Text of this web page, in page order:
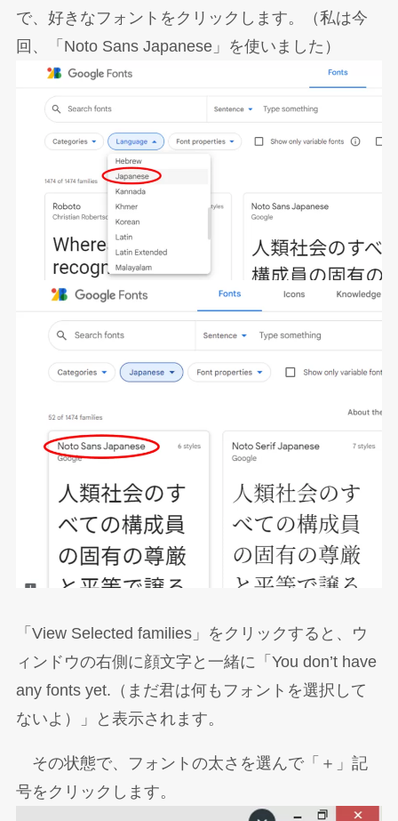
で、好きなフォントをクリックします。（私は今
回、「Noto Sans Japanese」を使いました）
「View Selected families」をクリックすると、ウ
ィンドウの右側に顔文字と一緒に「You don’t have
any fonts yet.（まだ君は何もフォントを選択して
ないよ）」と表示されます。
その状態で、フォントの太さを選んで「＋」記
号をクリックします。